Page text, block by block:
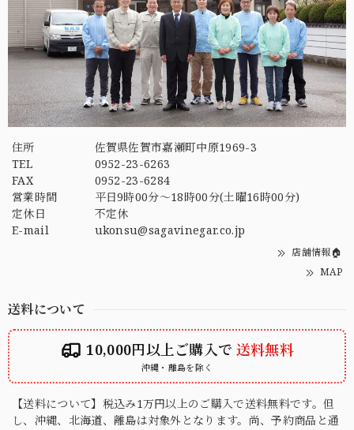
住所
佐賀県佐賀市嘉瀬町中原1969-3
TEL
0952-23-6263
FAX
0952-23-6284
営業時間
平日9時00分～18時00分(土曜16時00分)
定休日
不定休
E-mail
ukonsu@sagavinegar.co.jp
店舗情報🏠
MAP
送料について
10,000円以上ご購入で 送料無料
沖縄・離島を除く
【送料について】税込み1万円以上のご購入で送料無料です。但
し、沖縄、北海道、離島は対象外となります。尚、予約商品と通